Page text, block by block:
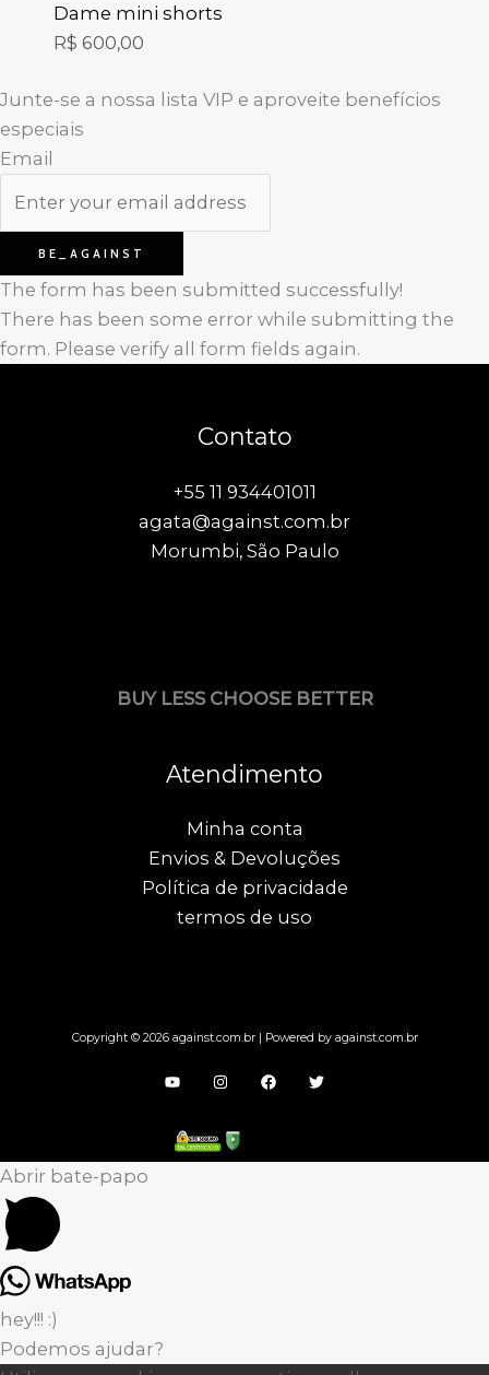
Dame mini shorts
R$ 600,00
Junte-se a nossa lista VIP e aproveite benefícios
especiais
Email
BE_AGAINST
The form has been submitted successfully!
There has been some error while submitting the
form. Please verify all form fields again.
Contato
+55 11 934401011
agata@against.com.br
Morumbi, São Paulo
BUY LESS CHOOSE BETTER
Atendimento
Minha conta
Envios & Devoluções
Política de privacidade
termos de uso
Copyright © 2026 against.com.br | Powered by against.com.br
Abrir bate-papo
hey!!! :)
Podemos ajudar?